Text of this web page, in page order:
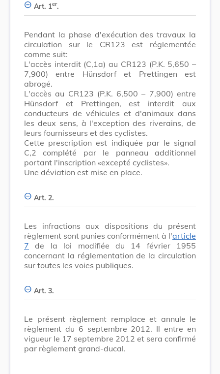
Art. 1er.
Pendant la phase d'exécution des travaux la
circulation sur le CR123 est réglementée
comme suit:
L'accès interdit (C,1a) au CR123 (P.K. 5,650 –
7,900) entre Hünsdorf et Prettingen est
abrogé.
L'accès au CR123 (P.K. 6,500 – 7,900) entre
Hünsdorf et Prettingen, est interdit aux
conducteurs de véhicules et d'animaux dans
les deux sens, à l'exception des riverains, de
leurs fournisseurs et des cyclistes.
Cette prescription est indiquée par le signal
C,2 complété par le panneau additionnel
portant l'inscription «excepté cyclistes».
Une déviation est mise en place.
Art. 2.
Les infractions aux dispositions du présent
règlement sont punies conformément à l'article
7 de la loi modifiée du 14 février 1955
concernant la réglementation de la circulation
sur toutes les voies publiques.
Art. 3.
Le présent règlement remplace et annule le
règlement du 6 septembre 2012. Il entre en
vigueur le 17 septembre 2012 et sera confirmé
par règlement grand-ducal.